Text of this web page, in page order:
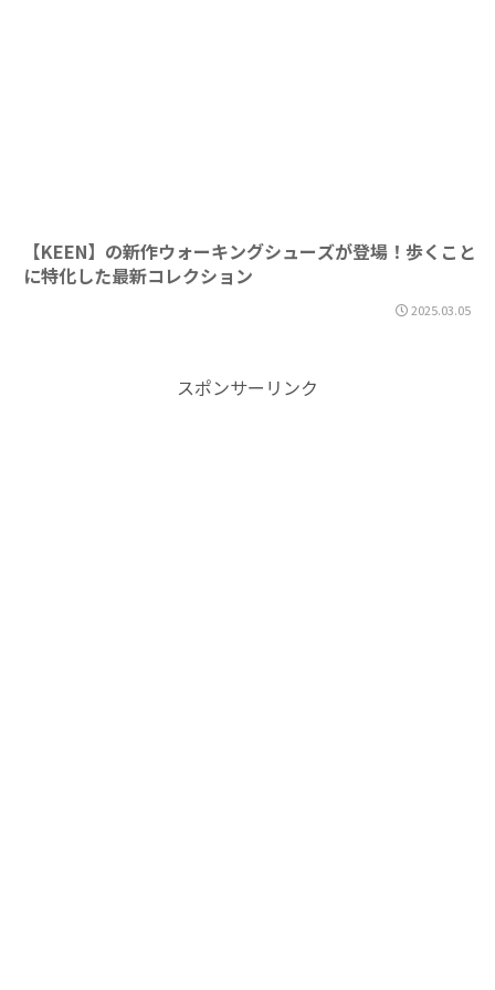
【KEEN】の新作ウォーキングシューズが登場！歩くこと
に特化した最新コレクション
2025.03.05
スポンサーリンク